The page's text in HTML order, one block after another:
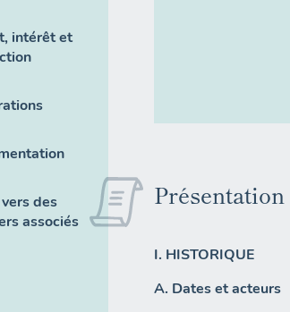
intérêt et
des
associés
Présentation
I. HISTORIQUE
A. Dates et acteurs